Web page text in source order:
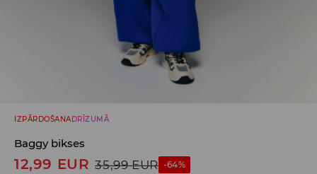
IZPĀRDOŠANA DRĪZUMĀ
Baggy bikses
12,99 EUR 35,99 EUR -64%